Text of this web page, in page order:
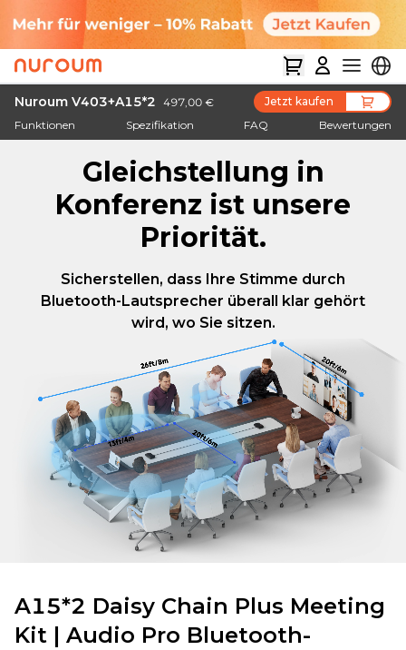
Gleichstellung in
Konferenz ist unsere
Priorität.
Sicherstellen, dass Ihre Stimme durch
Bluetooth-Lautsprecher überall klar gehört
wird, wo Sie sitzen.
Nuroum V403+A15*2 497,00 €
Jetzt kaufen
Funktionen
Spezifikation FAQ Bewertungen
A15*2 Daisy Chain Plus Meeting
Kit | Audio Pro Bluetooth-